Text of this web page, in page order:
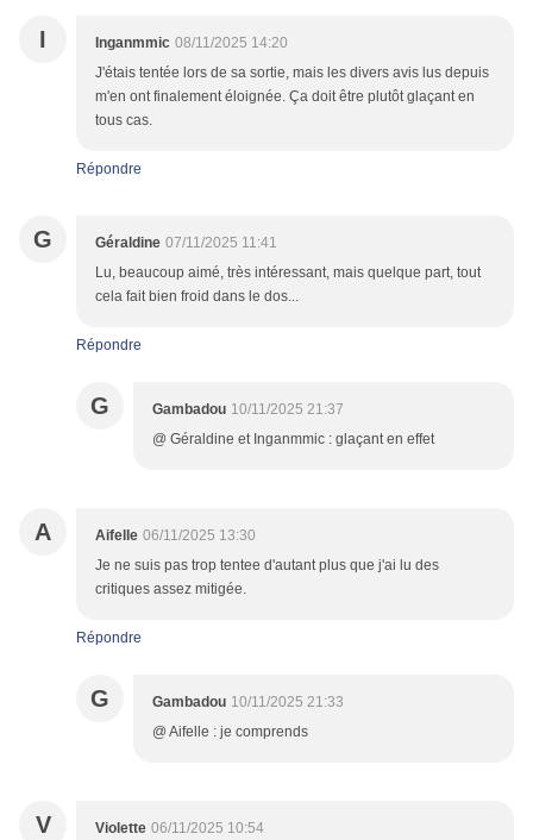
I Inganmmic 08/11/2025 14:20
J'étais tentée lors de sa sortie, mais les divers avis lus depuis
m'en ont finalement éloignée. Ça doit être plutôt glaçant en
tous cas.
Répondre
G Géraldine 07/11/2025 11:41
Lu, beaucoup aimé, très intéressant, mais quelque part, tout
cela fait bien froid dans le dos...
Répondre
G Gambadou 10/11/2025 21:37
@ Géraldine et Inganmmic : glaçant en effet
A Aifelle 06/11/2025 13:30
Je ne suis pas trop tentee d'autant plus que j'ai lu des
critiques assez mitigée.
Répondre
G Gambadou 10/11/2025 21:33
@ Aifelle : je comprends
V Violette 06/11/2025 10:54